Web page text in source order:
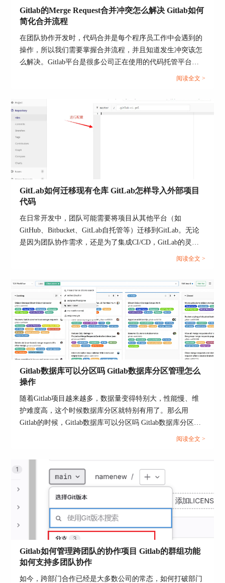
5、当批量创建用户的流程结束后，你会发现新用
户已被顺利整合至GitLab系统内。此时，就可以向
他们发送账号详情，包括登录名和初始密码，确保
每位成员都能及时接入并开始使用他们的新账号。
对于需要快速迁移多个项目的团队，GitLab的批量
导入功能可谓是非常实用。下面将为大家演示
GitLab批量导入代码的详细操作。
1、在本地，将需要导入的项目代码打包至一个文
件夹中。
2、以管理员账号登录到 GitLab，并确保具有足够
的权限来导入代码。
基本信息，如项目名称、描述等。完成配置后，点
击“新建项目”。
4、选择从本地文件夹导入代码的方式，并上传之
前准备好的包含项目代码的文件夹。
图6：上传代码文件夹
5、确认上传文件夹后，系统会开始批量导入代码
到新项目中。确保文件夹结构和内容正确，以避免
导入错误。
6、代码导入完成后，项目将包含所有上传的代码
文件。这时，团队成员即可在GitLab上进行代码管
Gitlab的Merge Request合并冲突怎么解决 Gitlab如何
简化合并流程
在团队协作开发时，代码合并是每个程序员工作中会遇到的
操作，所以我们需要掌握合并流程，并且知道发生冲突该怎
么解决。Gitlab平台是很多公司正在使用的代码托管平台，
该平台支持Merge Request（合并请求），并且为代码审查与
合并冲突的情况，如何高效解决冲突并优化合并流程呢？本
文将为大家介绍Gitlab的Merge Request合并冲突怎么解决，
Gitlab如何简化合并流程的相关内容。...
阅读全文 >
GitLab如何迁移现有仓库 GitLab怎样导入外部项目
代码
在日常开发中，团队可能需要将项目从其他平台（如
GitHub、Bitbucket、GitLab自托管等）迁移到GitLab。无论
是因为团队协作需求，还是为了集成CI/CD，GitLab的灵活
性和功能集成都让它成为理想的代码托管平台。那么，
阅读全文 >
Gitlab数据库可以分区吗 Gitlab数据库分区管理怎么
操作
随着Gitlab项目越来越多，数据量变得特别大，性能慢、维
护难度高，这个时候数据库分区就特别有用了。那么用
Gitlab的时候，Gitlab数据库可以分区吗 Gitlab数据库分区管
理怎么操作？本篇文章就来帮你们解决这些问题！...
阅读全文 >
Gitlab如何管理跨团队的协作项目 Gitlab的群组功能
如何支持多团队协作
如今，跨部门合作已经是大多数公司的常态，如何打破部门